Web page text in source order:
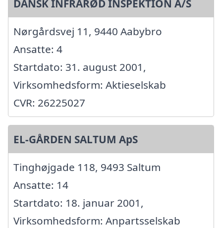
DANSK INFRARØD INSPEKTION A/S
Nørgårdsvej 11, 9440 Aabybro
Ansatte: 4
Startdato: 31. august 2001,
Virksomhedsform: Aktieselskab
CVR: 26225027
EL-GÅRDEN SALTUM ApS
Tinghøjgade 118, 9493 Saltum
Ansatte: 14
Startdato: 18. januar 2001,
Virksomhedsform: Anpartsselskab